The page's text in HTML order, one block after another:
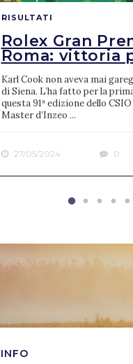
RISULTATI
Rolex Gran
Roma: vittoria
Karl Cook non aveva mai
di Siena. L’ha fatto per la
questa 91ª edizione dello
Master d’Inzeo ...
27/05/2024 0
INFO